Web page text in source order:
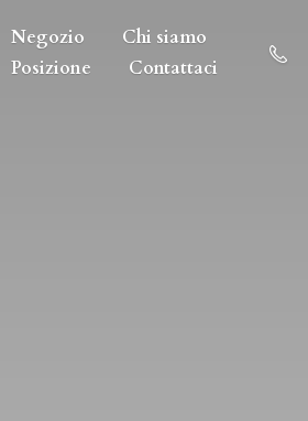
Negozio
Chi siamo
Posizione
Contattaci